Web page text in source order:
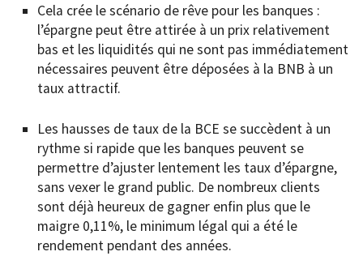
Cela crée le scénario de rêve pour les banques :
l’épargne peut être attirée à un prix relativement
bas et les liquidités qui ne sont pas immédiatement
nécessaires peuvent être déposées à la BNB à un
taux attractif.
Les hausses de taux de la BCE se succèdent à un
rythme si rapide que les banques peuvent se
permettre d’ajuster lentement les taux d’épargne,
sans vexer le grand public. De nombreux clients
sont déjà heureux de gagner enfin plus que le
maigre 0,11%, le minimum légal qui a été le
rendement pendant des années.